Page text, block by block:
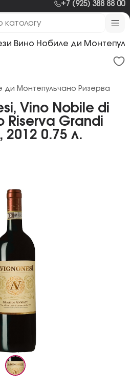
+7 (925) 388 88 00
Вино Нобиле ди
Vino Nobile di
Riserva Grandi
0.75 л.
ди Монтепульчано Ризерва